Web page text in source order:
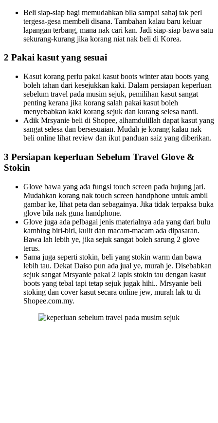
Beli siap-siap bagi memudahkan bila sampai sahaj tak perl
tergesa-gesa membeli disana. Tambahan kalau baru keluar
lapangan terbang, mana nak cari kan. Jadi siap-siap bawa satu
sekurang-kurang jika korang niat nak beli di Korea.
2 Pakai kasut yang sesuai
Kasut korang perlu pakai kasut boots winter atau boots yang
boleh tahan dari kesejukkan kaki. Dalam persiapan keperluan
sebelum travel pada musim sejuk, pemilihan kasut sangat
penting kerana jika korang salah pakai kasut boleh
menyebabkan kaki korang sejuk dan kurang selesa nanti.
Adik Mrsyanie beli di Shopee, alhamdulillah dapat kasut yang
sangat selesa dan bersesuaian. Mudah je korang kalau nak
beli online lihat review dan ikut panduan saiz yang diberikan.
3 Persiapan keperluan Sebelum Travel Glove &
Stokin
Glove bawa yang ada fungsi touch screen pada hujung jari.
Mudahkan korang nak touch screen handphone untuk ambil
gambar ke, lihat peta dan sebagainya. Jika tidak terpaksa buka
glove bila nak guna handphone.
Glove juga ada pelbagai jenis materialnya ada yang dari bulu
kambing biri-biri, kulit dan macam-macam ada dipasaran.
Bawa lah lebih ye, jika sejuk sangat boleh sarung 2 glove
terus.
Sama juga seperti stokin, beli yang stokin warm dan bawa
lebih tau. Dekat Daiso pun ada jual ye, murah je. Disebabkan
sejuk sangat Mrsyanie pakai 2 lapis stokin tau dengan kasut
boots yang tebal tapi tetap sejuk jugak hihi.. Mrsyanie beli
stoking dan cover kasut secara online jew, murah lak tu di
Shopee.com.my.